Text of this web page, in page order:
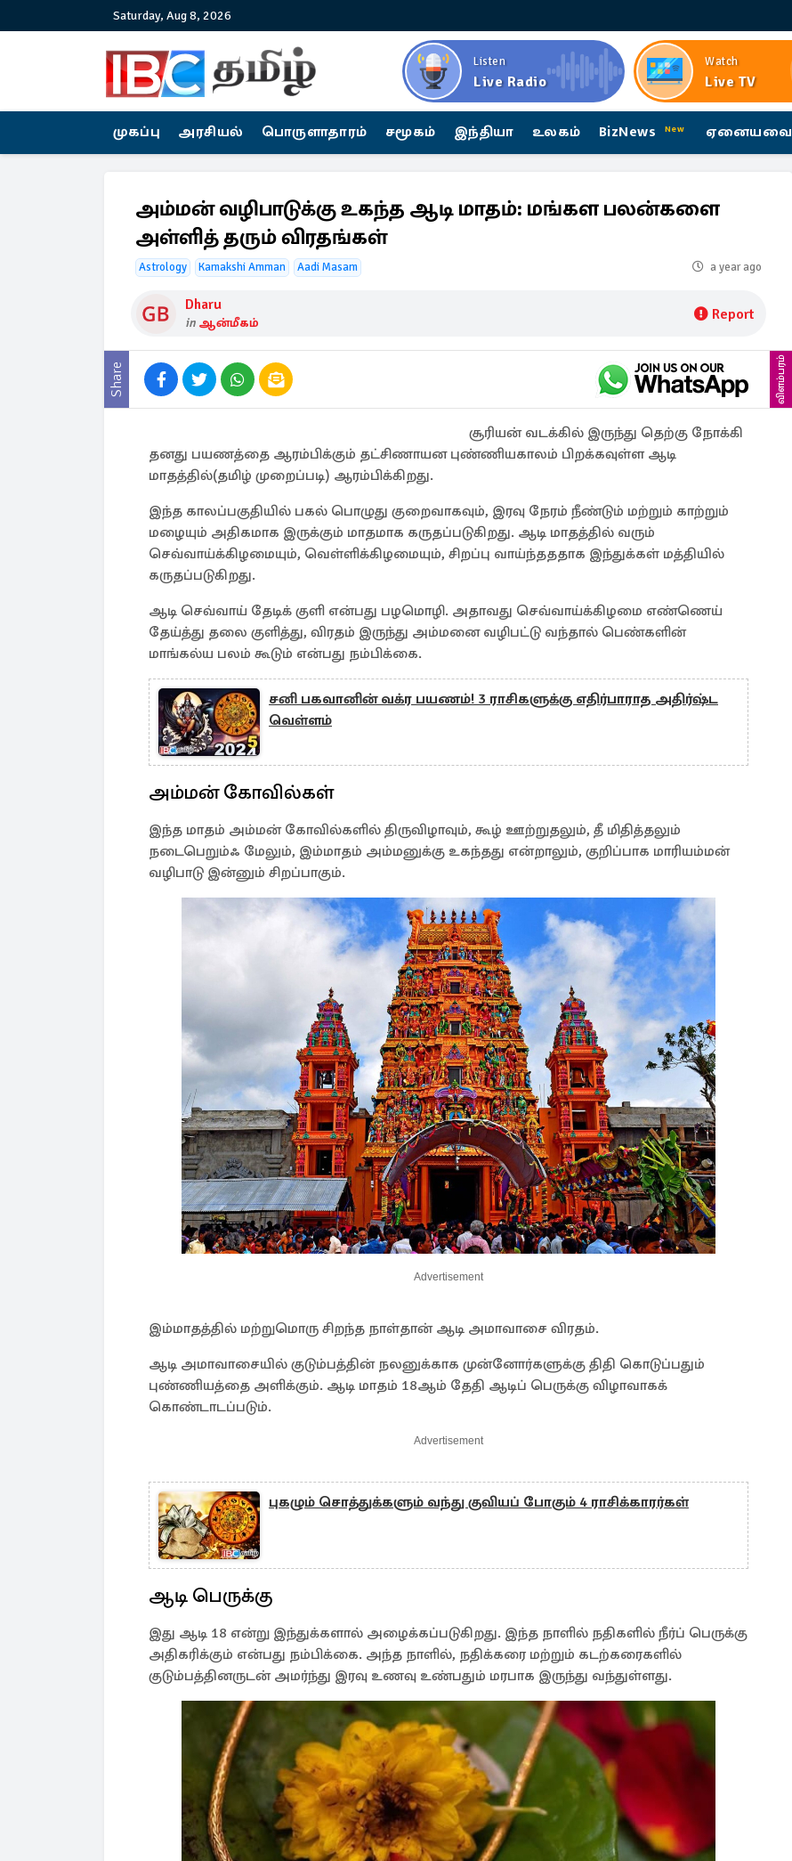
Saturday, Aug 8, 2026
Listen
Live Radio
Watch
Live TV
முகப்பு அரசியல் பொருளாதாரம் சமூகம் இந்தியா உலகம் BizNews New ஏனையவை
அம்மன் வழிபாடுக்கு உகந்த ஆடி மாதம்: மங்கள பலன்களை
அள்ளித் தரும் விரதங்கள்
Astrology Kamakshi Amman Aadi Masam a year ago
Dharu
in ஆன்மீகம் Report
Share விளம்பரம்
சூரியன் வடக்கில் இருந்து தெற்கு நோக்கி
தனது பயணத்தை ஆரம்பிக்கும் தட்சிணாயன புண்ணியகாலம் பிறக்கவுள்ள ஆடி
மாதத்தில்(தமிழ் முறைப்படி) ஆரம்பிக்கிறது.
இந்த காலப்பகுதியில் பகல் பொழுது குறைவாகவும், இரவு நேரம் நீண்டும் மற்றும் காற்றும்
மழையும் அதிகமாக இருக்கும் மாதமாக கருதப்படுகிறது. ஆடி மாதத்தில் வரும்
செவ்வாய்க்கிழமையும், வெள்ளிக்கிழமையும், சிறப்பு வாய்ந்தததாக இந்துக்கள் மத்தியில்
கருதப்படுகிறது.
ஆடி செவ்வாய் தேடிக் குளி என்பது பழமொழி. அதாவது செவ்வாய்க்கிழமை எண்ணெய்
தேய்த்து தலை குளித்து, விரதம் இருந்து அம்மனை வழிபட்டு வந்தால் பெண்களின்
மாங்கல்ய பலம் கூடும் என்பது நம்பிக்கை.
சனி பகவானின் வக்ர பயணம்! 3 ராசிகளுக்கு எதிர்பாராத அதிர்ஷ்ட
வெள்ளம்
அம்மன் கோவில்கள்
இந்த மாதம் அம்மன் கோவில்களில் திருவிழாவும், கூழ் ஊற்றுதலும், தீ மிதித்தலும்
நடைபெறும்ஃ மேலும், இம்மாதம் அம்மனுக்கு உகந்தது என்றாலும், குறிப்பாக மாரியம்மன்
வழிபாடு இன்னும் சிறப்பாகும்.
Advertisement
இம்மாதத்தில் மற்றுமொரு சிறந்த நாள்தான் ஆடி அமாவாசை விரதம்.
ஆடி அமாவாசையில் குடும்பத்தின் நலனுக்காக முன்னோர்களுக்கு திதி கொடுப்பதும்
புண்ணியத்தை அளிக்கும். ஆடி மாதம் 18ஆம் தேதி ஆடிப் பெருக்கு விழாவாகக்
கொண்டாடப்படும்.
Advertisement
புகழும் சொத்துக்களும் வந்து குவியப் போகும் 4 ராசிக்காரர்கள்
ஆடி பெருக்கு
இது ஆடி 18 என்று இந்துக்களால் அழைக்கப்படுகிறது. இந்த நாளில் நதிகளில் நீர்ப் பெருக்கு
அதிகரிக்கும் என்பது நம்பிக்கை. அந்த நாளில், நதிக்கரை மற்றும் கடற்கரைகளில்
குடும்பத்தினருடன் அமர்ந்து இரவு உணவு உண்பதும் மரபாக இருந்து வந்துள்ளது.